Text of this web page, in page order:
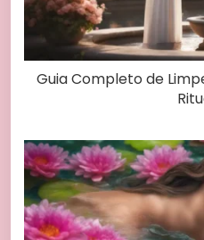
Guia Completo de